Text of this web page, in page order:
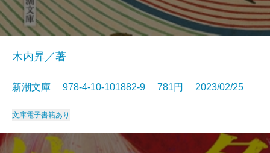
木内昇／著
新潮文庫 978-4-10-101882-9 781円 2023/02/25
文庫電子書籍あり